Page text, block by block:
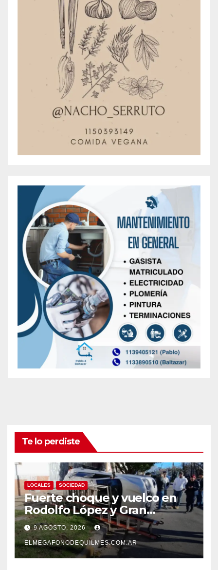
Te lo perdiste
LOCALES SOCIEDAD
Fuerte choque y vuelco en
Rodolfo López y Gran
Canaria, Quilmes Oeste
9 AGOSTO, 2026
ELMEGAFONODEQUILMES.COM.AR